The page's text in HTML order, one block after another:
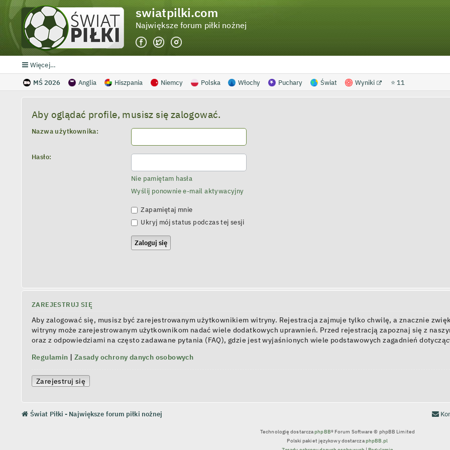
swiatpilki.com
Największe forum piłki nożnej
Więcej…
MŚ 2026 Anglia Hiszpania Niemcy Polska Włochy Puchary Świat Wyniki ⭐ 11
Aby oglądać profile, musisz się zalogować.
Nazwa użytkownika:
Hasło:
Nie pamiętam hasła
Wyślij ponownie e-mail aktywacyjny
Zapamiętaj mnie
Ukryj mój status podczas tej sesji
ZAREJESTRUJ SIĘ
Aby zalogować się, musisz być zarejestrowanym użytkownikiem witryny. Rejestracja zajmuje tylko chwilę, a znacznie
witryny może zarejestrowanym użytkownikom nadać wiele dodatkowych uprawnień. Przed rejestracją zapoznaj się z
oraz z odpowiedziami na często zadawane pytania (FAQ), gdzie jest wyjaśnionych wiele podstawowych zagadnień
Regulamin | Zasady ochrony danych osobowych
Zarejestruj się
Świat Piłki - Największe forum piłki nożnej
Technologię dostarczaphpBB® Forum Software © phpBB Limited
Polski pakiet językowy dostarczaphpBB.pl